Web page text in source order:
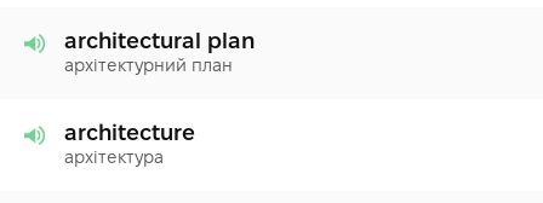
architectural plan
архітектурний план
architecture
архітектура